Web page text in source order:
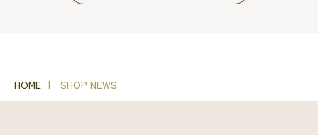
HOME SHOP NEWS